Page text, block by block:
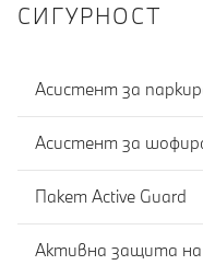
СИГУРНОСТ
Асистент за
Асистент за
Пакет Active Guard
Активна защита на